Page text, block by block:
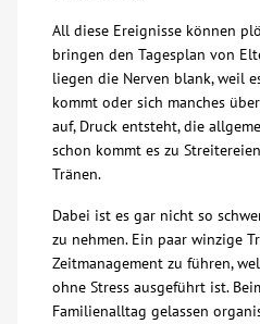
Karriere
Ausbildung
Glossar
Suche
Kontakt
All diese Ereignisse können
bringen den Tagesplan von
liegen die Nerven blank, weil
kommt oder sich manches
auf, Druck entsteht, die
schon kommt es zu
Tränen.
Dabei ist es gar nicht so
zu nehmen. Ein paar winzige
Zeitmanagement zu führen,
ohne Stress ausgeführt ist.
Familienalltag gelassen